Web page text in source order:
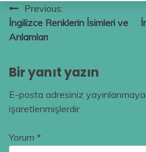
Yazı
gezinmesi
Previous:
İngilizce Renklerin İsimleri ve
Anlamları
Bir yanıt yazın
E-posta adresiniz
işaretlenmişlerdir
Yorum *